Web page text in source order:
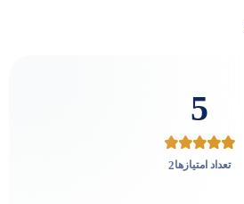
5
تعداد امتیازها2